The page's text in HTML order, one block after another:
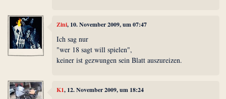
Zini, 10. November 2009, um 07:47
Ich sag nur
"wer 18 sagt will spielen",
keiner ist gezwungen sein Blatt auszureizen.
K1, 12. November 2009, um 18:24